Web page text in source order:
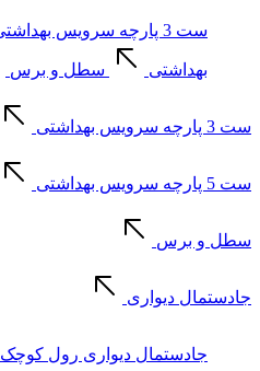
ست 3 پارچه سرویس بهداشتی
بهداشتی سطل و برس
ست 3 پارچه سرویس بهداشتی
ست 5 پارچه سرویس بهداشتی
سطل و برس
جادستمال دیواری
جادستمال دیواری رول کوچک